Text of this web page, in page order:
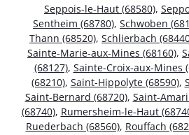
Seppois-le-Haut (68580),
Sentheim (68780), Schwoben
Thann (68520), Schlierbach
Sainte-Marie-aux-Mines (68160),
(68127), Sainte-Croix-aux-Mines
(68210), Saint-Hippolyte (68590),
Saint-Bernard (68720), Saint-
(68740), Rumersheim-le-Haut
Ruederbach (68560), Rouffach